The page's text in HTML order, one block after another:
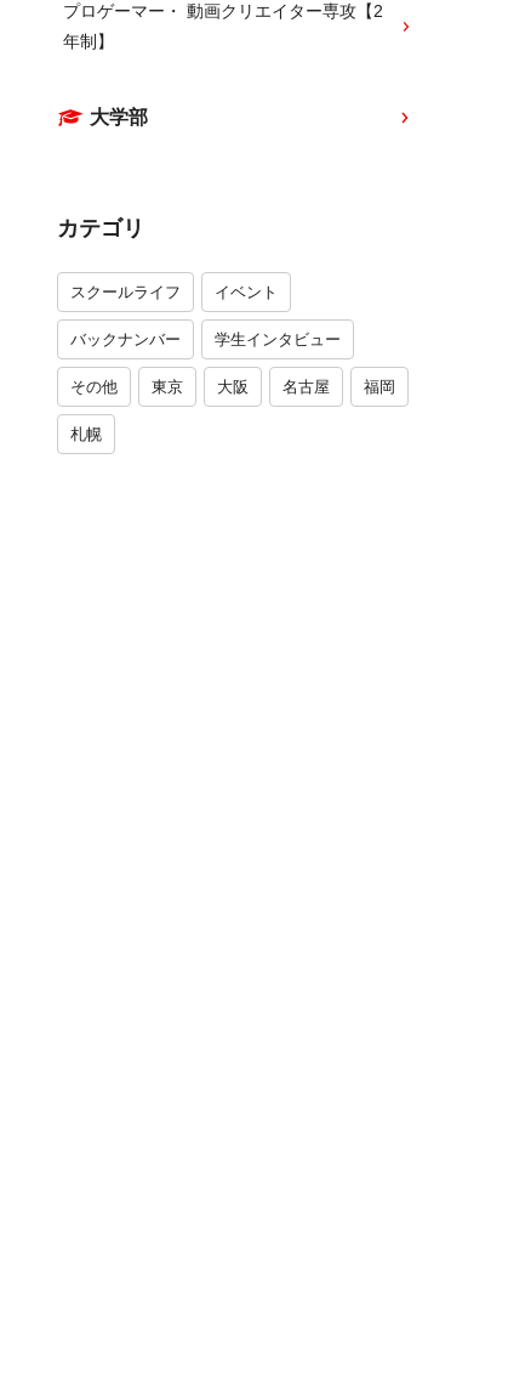
プロゲーマー・ 動画クリエイター専攻【2
年制】
大学部
カテゴリ
スクールライフ イベント
バックナンバー 学生インタビュー
その他 東京 大阪 名古屋 福岡
札幌